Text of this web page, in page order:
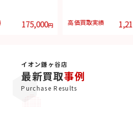
175,000円 高価買取実績
イオン鎌ヶ谷店
最新買取事例
Purchase Results